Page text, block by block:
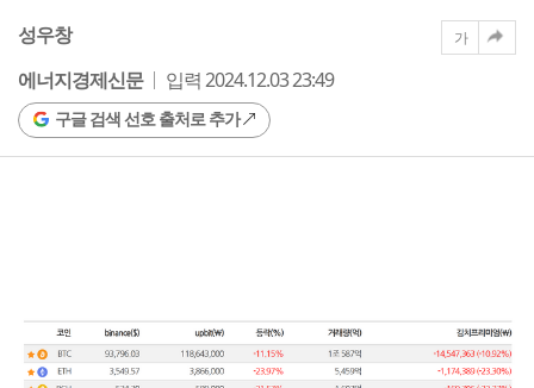
성우창
에너지경제신문
입력 2024.12.03 23:49
구글 검색 선호 출처로 추가
가